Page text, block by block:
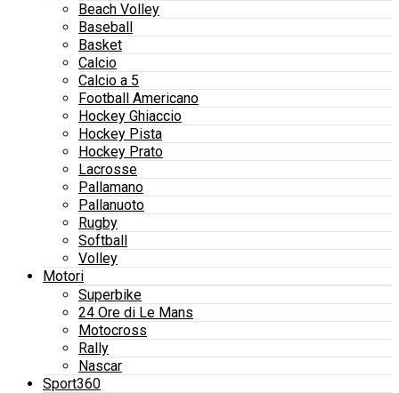
Beach Volley
Baseball
Basket
Calcio
Calcio a 5
Football Americano
Hockey Ghiaccio
Hockey Pista
Hockey Prato
Lacrosse
Pallamano
Pallanuoto
Rugby
Softball
Volley
Motori
Superbike
24 Ore di Le Mans
Motocross
Rally
Nascar
Sport360